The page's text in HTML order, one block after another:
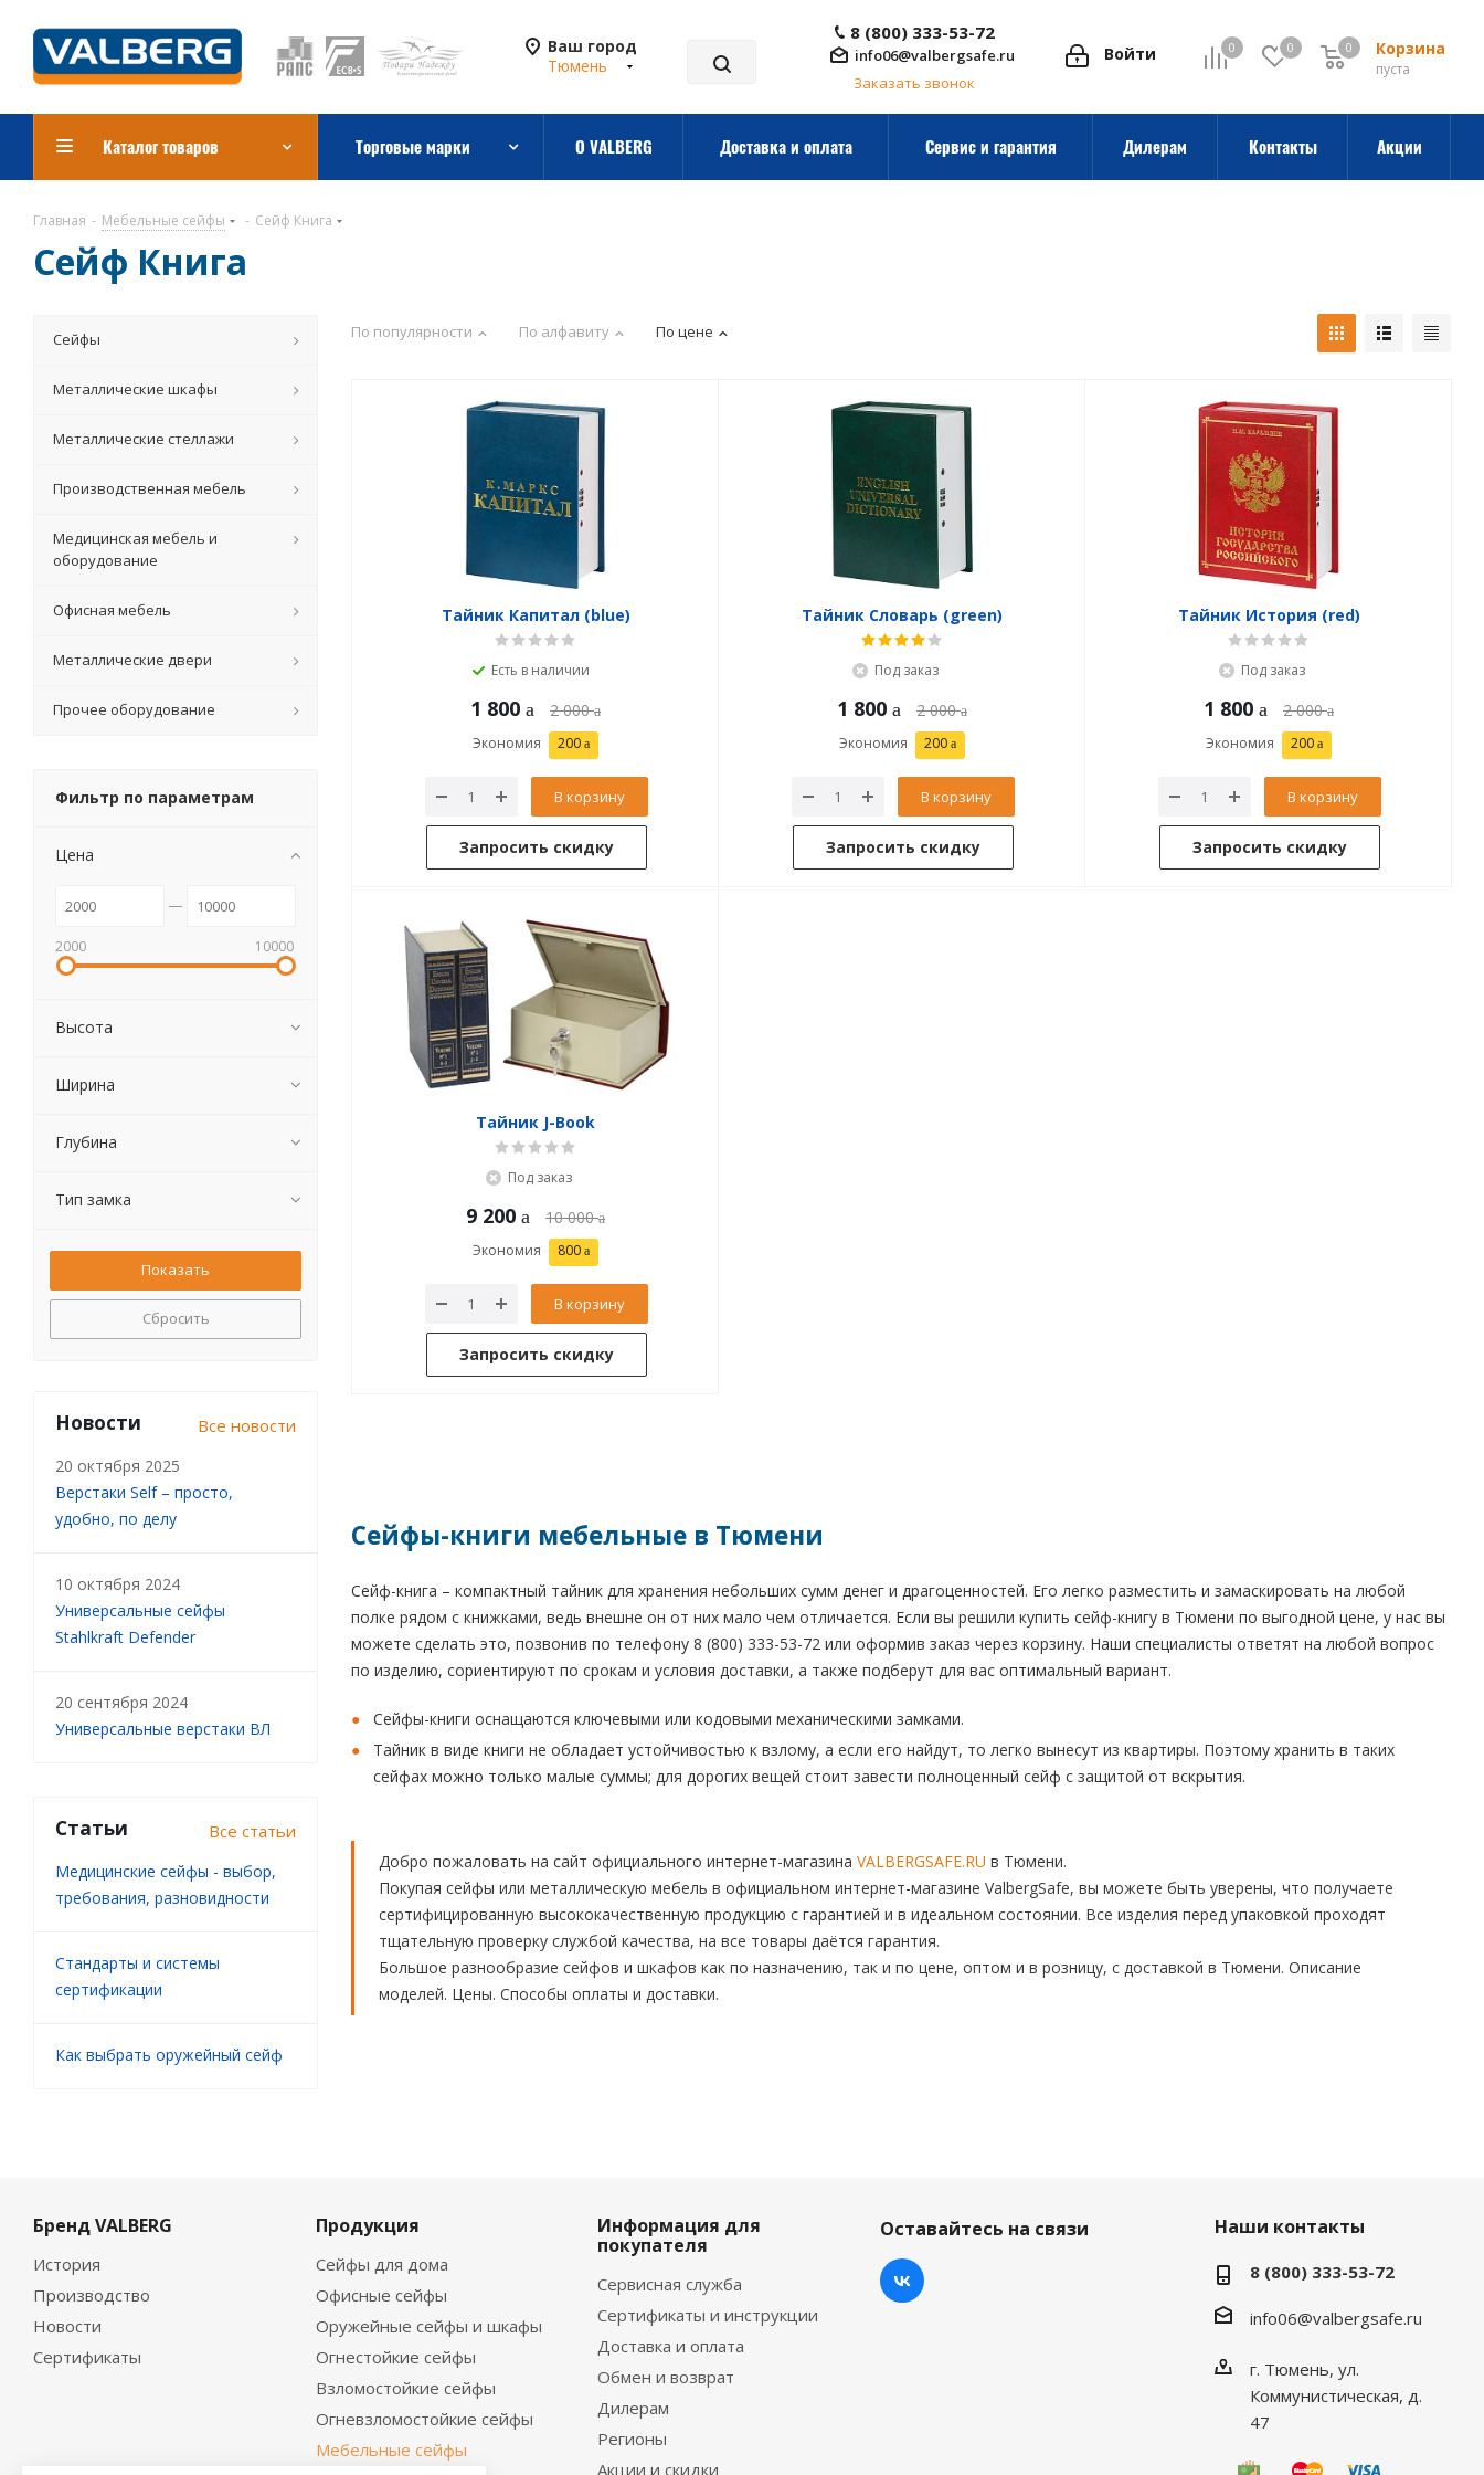
Ваш город
Тюмень
0 0 Корзина
0
пуста
0
Войти
8 (800) 333-53-72
info06@valbergsafe.ru
Заказать звонок
Каталог товаров Торговые марки О VALBERG Доставка и оплата Сервис и гарантия Дилерам Контакты Акции
Главная - Мебельные сейфы - Сейф Книга
Сейф Книга
По популярности По алфавиту По цене
Тайник Капитал (blue)
Есть в наличии
1 800 2 000
Экономия 200
В корзину
Запросить скидку
Тайник Словарь (green)
Под заказ
1 800 2 000
Экономия 200
В корзину
Запросить скидку
Тайник История (red)
Под заказ
1 800 2 000
Экономия 200
В корзину
Запросить скидку
Тайник J-Book
Под заказ
9 200 10 000
Экономия 800
В корзину
Запросить скидку
Сейфы-книги мебельные в Тюмени
Сейф-книга – компактный тайник для хранения небольших сумм денег и драгоценностей. Его легко разместить и замаскировать на любой
полке рядом с книжками, ведь внешне он от них мало чем отличается. Если вы решили купить сейф-книгу в Тюмени по выгодной цене, у нас вы
можете сделать это, позвонив по телефону 8 (800) 333-53-72 или оформив заказ через корзину. Наши специалисты ответят на любой вопрос
по изделию, сориентируют по срокам и условия доставки, а также подберут для вас оптимальный вариант.
Сейфы-книги оснащаются ключевыми или кодовыми механическими замками.
Тайник в виде книги не обладает устойчивостью к взлому, а если его найдут, то легко вынесут из квартиры. Поэтому хранить в таких
сейфах можно только малые суммы; для дорогих вещей стоит завести полноценный сейф с защитой от вскрытия.
Добро пожаловать на сайт официального интернет-магазина VALBERGSAFE.RU в Тюмени.
Покупая сейфы или металлическую мебель в официальном интернет-магазине ValbergSafe, вы можете быть уверены, что получаете
сертифицированную высококачественную продукцию с гарантией и в идеальном состоянии. Все изделия перед упаковкой проходят
тщательную проверку службой качества, на все товары даётся гарантия.
Большое разнообразие сейфов и шкафов как по назначению, так и по цене, оптом и в розницу, с доставкой в Тюмени. Описание
моделей. Цены. Способы оплаты и доставки.
Сейфы
Металлические шкафы
Металлические стеллажи
Производственная мебель
Медицинская мебель и
оборудование
Офисная мебель
Металлические двери
Прочее оборудование
Фильтр по параметрам
Цена
2000 10000
Высота
Ширина
Глубина
Тип замка
Сбросить
Новости Все новости
20 октября 2025
Верстаки Self – просто,
удобно, по делу
10 октября 2024
Универсальные сейфы
Stahlkraft Defender
20 сентября 2024
Универсальные верстаки ВЛ
Статьи Все статьи
Медицинские сейфы - выбор,
требования, разновидности
Стандарты и системы
сертификации
Как выбрать оружейный сейф
Бренд VALBERG
История
Производство
Новости
Сертификаты
Продукция
Сейфы для дома
Офисные сейфы
Оружейные сейфы и шкафы
Огнестойкие сейфы
Взломостойкие сейфы
Огневзломостойкие сейфы
Мебельные сейфы
Информация для
покупателя
Сервисная служба
Сертификаты и инструкции
Доставка и оплата
Обмен и возврат
Дилерам
Регионы
Акции и скидки
Оставайтесь на связи Наши контакты
8 (800) 333-53-72
info06@valbergsafe.ru
г. Тюмень, ул.
Коммунистическая, д.
47